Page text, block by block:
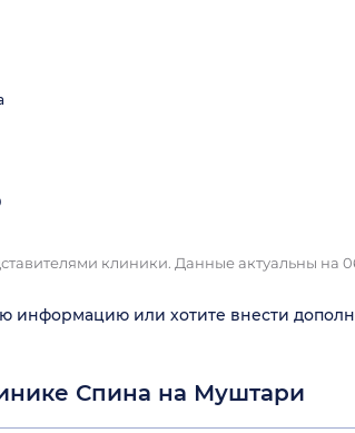
клиники. Данные актуальны на
информацию или хотите внести
Спина на Муштари